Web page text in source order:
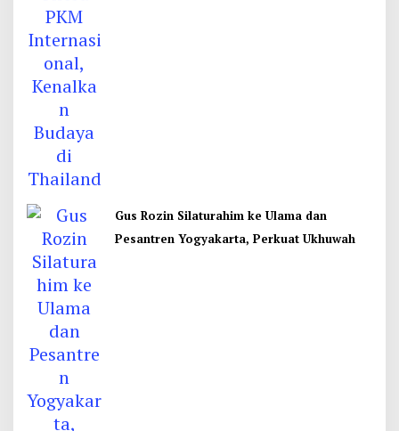
Gus Rozin Silaturahim ke Ulama dan
Pesantren Yogyakarta, Perkuat Ukhuwah